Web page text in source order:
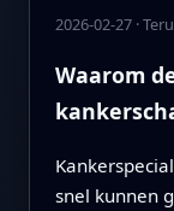
2026-02-27·
Waarom
snel kunnen